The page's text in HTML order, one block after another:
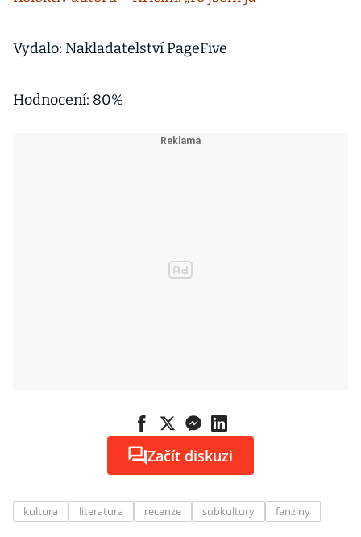
amerického
Vydalo: Nakladatelství PageFive
Hodnocení: 80%
Začít diskuzi
kultura literatura recenze subkultury fanziny